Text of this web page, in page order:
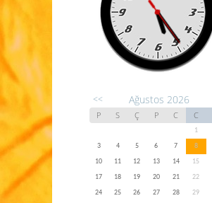
<< Ağustos 2026
P S Ç P C C
1
3
4 5 6 7 8
10
11 12 13 14 15
17
18 19 20 21 22
24
25 26 27 28 29